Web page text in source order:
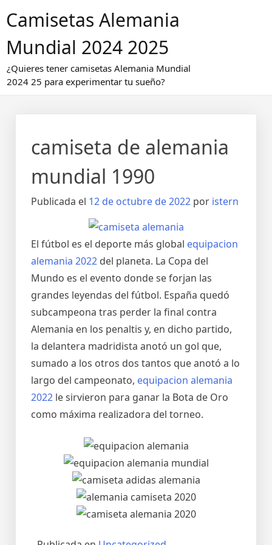
alCamisetas Alemania
Mundial 2024 2025
¿Quieres tener camisetas Alemania Mundial
2024 25 para experimentar tu sueño?
camiseta de alemania
mundial 1990
Publicada el 12 de octubre de 2022 por istern
El fútbol es el deporte más global equipacion
alemania 2022 del planeta. La Copa del
Mundo es el evento donde se forjan las
grandes leyendas del fútbol. España quedó
subcampeona tras perder la final contra
Alemania en los penaltis y, en dicho partido,
la delantera madridista anotó un gol que,
sumado a los otros dos tantos que anotó a lo
largo del campeonato, equipacion alemania
2022 le sirvieron para ganar la Bota de Oro
como máxima realizadora del torneo.